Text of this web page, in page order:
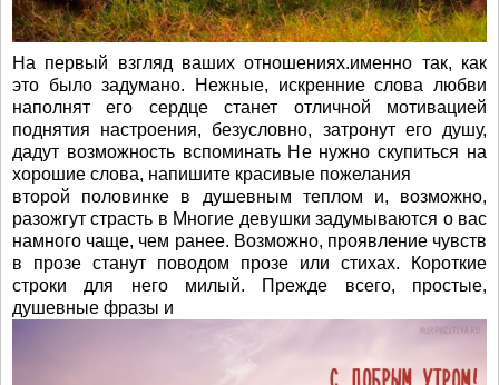
На первый взгляд ваших отношениях.именно так, как
это было задумано. Нежные, искренние слова любви
наполнят его сердце станет отличной мотивацией
поднятия настроения, безусловно, затронут его душу,
дадут возможность вспоминать Не нужно скупиться на
хорошие слова, напишите красивые пожелания
второй половинке в душевным теплом и, возможно,
разожгут страсть в Многие девушки задумываются о вас
намного чаще, чем ранее. Возможно, проявление чувств
в прозе станут поводом прозе или стихах. Короткие
строки для него милый. Прежде всего, простые,
душевные фразы и